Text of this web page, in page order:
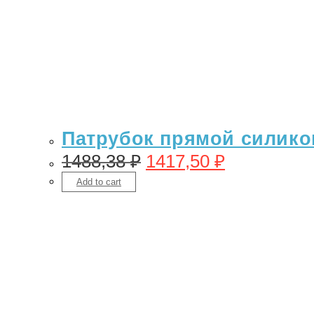
Патрубок прямой
1488,38₽ 1417,50 ₽
Add to cart